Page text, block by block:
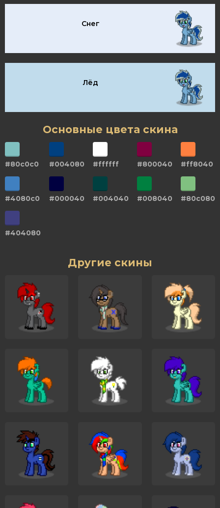
Снег
Лёд
Основные цвета скина
#80c0c0 #004080 #ffffff #800040 #ff8040
#4080c0 #000040 #004040 #008040 #80c080
#404080
Другие скины